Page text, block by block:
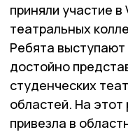
приняли участие
театральных
Ребята
достойно
студенческих
областей. На этот
привезла в